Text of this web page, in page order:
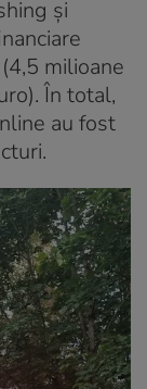
și
milioane
În total,
au fost